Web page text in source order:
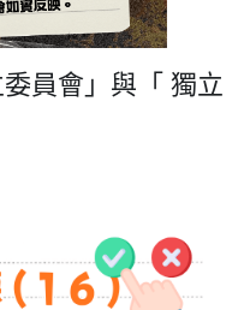
員會」與「 獨立